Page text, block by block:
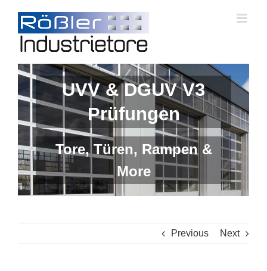
content
UVV & DGUV V3
Prüfungen
Tore, Türen, Rampen &
More
Previous Next